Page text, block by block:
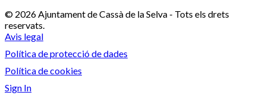
© 2026 Ajuntament de Cassà de la Selva - Tots els drets
reservats.
Avis legal
Política de protecció de dades
Política de cookies
Sign In